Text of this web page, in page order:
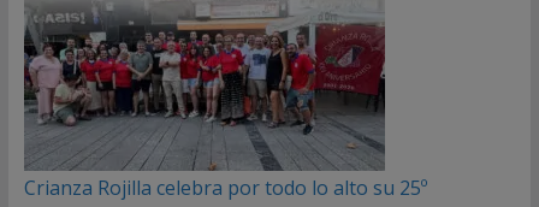
Crianza Rojilla celebra por todo lo alto su 25º